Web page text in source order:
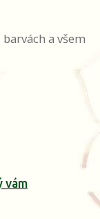
a všem
vám